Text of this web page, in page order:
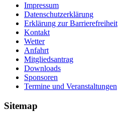
Impressum
Datenschutzerklärung
Erklärung zur Barriere­frei­heit
Kontakt
Wetter
Anfahrt
Mitgliedsantrag
Downloads
Sponsoren
Termine und Veranstaltungen
Sitemap